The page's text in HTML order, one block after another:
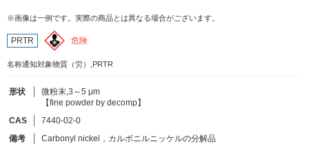
キーワードで検索する
フリーワードで検索
化学式で検索
※画像は一例です。実際の商品とは異なる場合がございます。
PRTR 危険
名称通知対象物質（労）,PRTR
形状
微粉末,3～5 μm
【fine powder by decomp】
CAS
7440-02-0
備考
Carbonyl nickel，カルボニルニッケルの分解品